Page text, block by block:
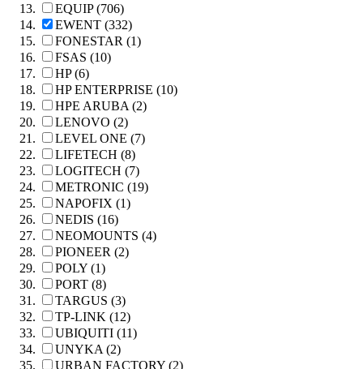
EQUIP (706)
EWENT (332)
FONESTAR (1)
FSAS (10)
HP (6)
HP ENTERPRISE (10)
HPE ARUBA (2)
LENOVO (2)
LEVEL ONE (7)
LIFETECH (8)
LOGITECH (7)
METRONIC (19)
NAPOFIX (1)
NEDIS (16)
NEOMOUNTS (4)
PIONEER (2)
POLY (1)
PORT (8)
TARGUS (3)
TP-LINK (12)
UBIQUITI (11)
UNYKA (2)
URBAN FACTORY (2)